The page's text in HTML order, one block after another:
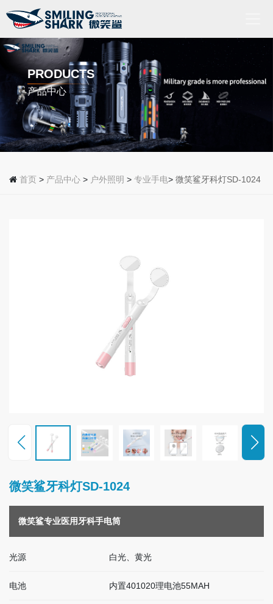
PRODUCTS
产品中心
首页 > 产品中心 > 户外照明 > 专业手电> 微笑鲨牙科灯SD-1024
微笑鲨牙科灯SD-1024
微笑鲨专业医用牙科手电筒
光源 白光、黄光
电池 内置401020理电池55MAH